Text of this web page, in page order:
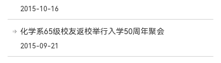
2015-10-16
化学系65级校友返校举行入学50周年聚会
2015-09-21